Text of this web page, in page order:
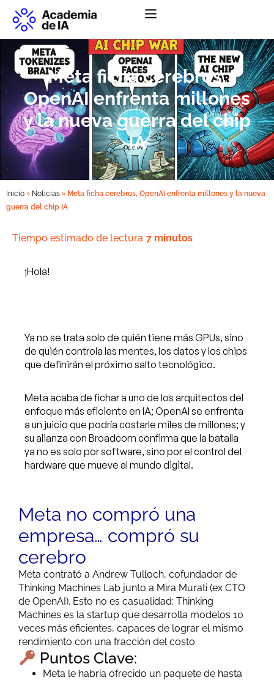
Meta ficha cerebros,
OpenAI enfrenta millones
y la nueva guerra del chip
IA
Inicio » Noticias » Meta ficha cerebros, OpenAI enfrenta millones y la nueva
guerra del chip IA
Tiempo estimado de lectura 7 minutos
¡Hola!
Ya no se trata solo de quién tiene más GPUs, sino
de quién controla las mentes, los datos y los chips
que definirán el próximo salto tecnológico.
Meta acaba de fichar a uno de los arquitectos del
enfoque más eficiente en IA; OpenAI se enfrenta
a un juicio que podría costarle miles de millones; y
su alianza con Broadcom confirma que la batalla
ya no es solo por software, sino por el control del
hardware que mueve al mundo digital.
Meta no compró una
empresa… compró su
cerebro
Meta contrató a Andrew Tulloch, cofundador de
Thinking Machines Lab junto a Mira Murati (ex CTO
de OpenAI). Esto no es casualidad: Thinking
Machines es la startup que desarrolla modelos 10
veces más eficientes, capaces de lograr el mismo
rendimiento con una fracción del costo.
Puntos Clave:
Meta le habría ofrecido un paquete de hasta